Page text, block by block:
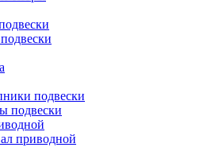
подвески
подвески
приводной